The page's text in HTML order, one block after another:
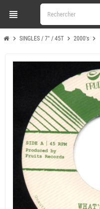
view_headline
chevron_right SINGLES / 7" / 45T chevron_right 2000's chevron_right